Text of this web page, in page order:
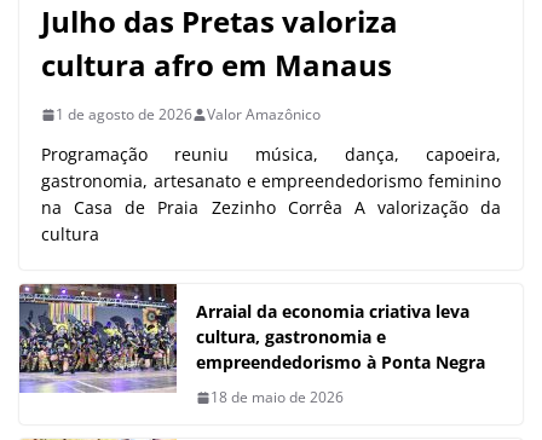
Julho das Pretas valoriza
cultura afro em Manaus
1 de agosto de 2026 Valor Amazônico
Programação reuniu música, dança, capoeira,
gastronomia, artesanato e empreendedorismo feminino
na Casa de Praia Zezinho Corrêa A valorização da
cultura
Arraial da economia criativa leva
cultura, gastronomia e
empreendedorismo à Ponta Negra
18 de maio de 2026